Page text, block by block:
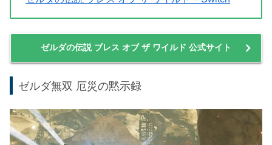
とになるのです。
ちなみに筆者は序盤のイワロックに気づかず、しばらくイ
ワロックの存在を知りませんでした。
友達に馬鹿にされました。
価格情報をチェック！